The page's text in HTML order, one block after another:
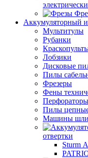
Аккумуляторный
Мультитулы
Рубанки
Лобзики
Дисковые
Пилы
Фрезеры
Фены
Перфораторы
Пилы
Машины
отвертки
Sturm